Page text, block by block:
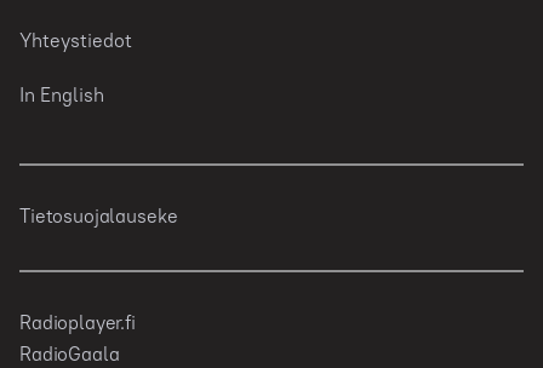
Yhteystiedot
In English
Tietosuojalauseke
Radioplayer.fi
RadioGaala